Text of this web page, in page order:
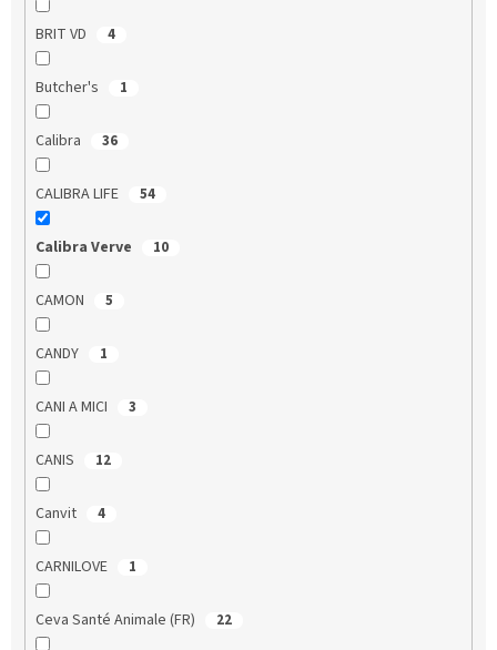
BRIT VD 4
Butcher's 1
Calibra 36
CALIBRA LIFE 54
Calibra Verve 10
CAMON 5
CANDY 1
CANI A MICI 3
CANIS 12
Canvit 4
CARNILOVE 1
Ceva Santé Animale (FR) 22